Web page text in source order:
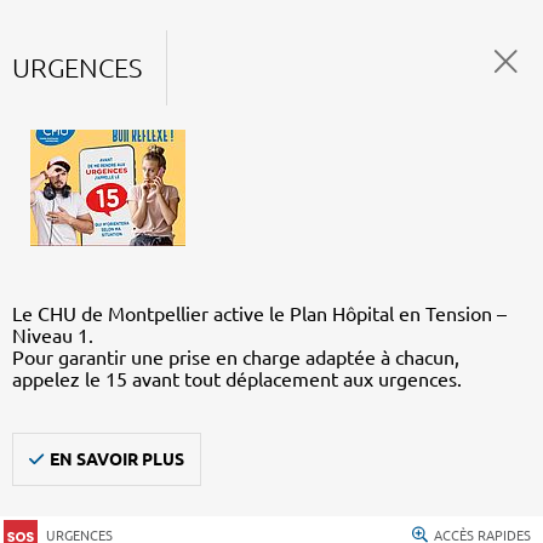
URGENCES
Le CHU de Montpellier active le Plan Hôpital en Tension –
Niveau 1.
Pour garantir une prise en charge adaptée à chacun,
appelez le 15 avant tout déplacement aux urgences.
EN SAVOIR PLUS
URGENCES ACCÈS RAPIDES